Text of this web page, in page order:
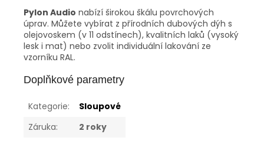
Pylon Audio nabízí širokou škálu povrchových
úprav. Můžete vybírat z přírodních dubových dýh s
olejovoskem (v 11 odstínech), kvalitních laků (vysoký
lesk i mat) nebo zvolit individuální lakování ze
vzorníku RAL.
Doplňkové parametry
Kategorie:
Sloupové
Záruka: 2 roky